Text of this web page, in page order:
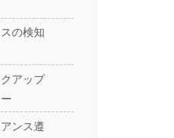
の検知
アップ
ンス遵